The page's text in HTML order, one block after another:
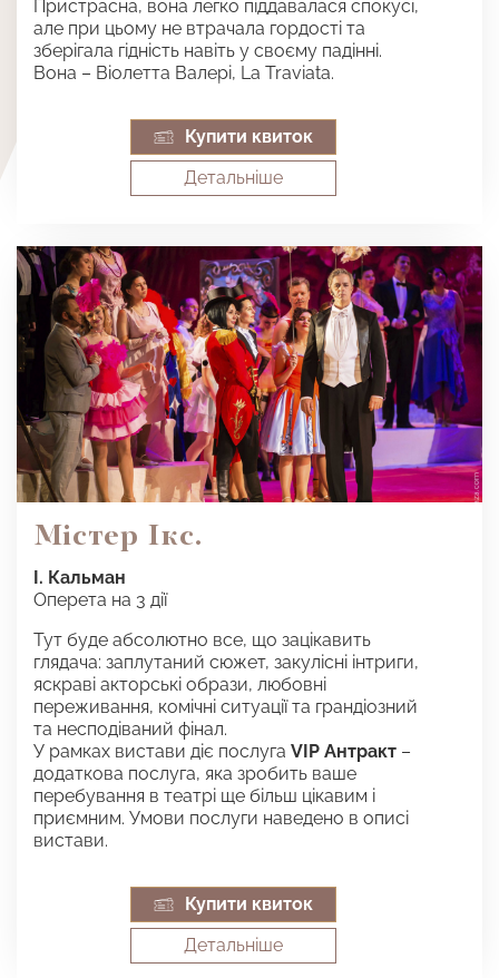
Пристрасна, вона легко піддавалася спокусі,
але при цьому не втрачала гордості та
зберігала гідність навіть у своєму падінні.
Вона – Віолетта Валері, La Traviata.
Купити квиток
Детальнiше
Містер Ікс.
І. Кальман
Оперета на 3 дії
Тут буде абсолютно все, що зацікавить
глядача: заплутаний сюжет, закулісні інтриги,
яскраві акторські образи, любовні
переживання, комічні ситуації та грандіозний
та несподіваний фінал.
У рамках вистави діє послуга VIP Антракт –
додаткова послуга, яка зробить ваше
перебування в театрі ще більш цікавим і
приємним. Умови послуги наведено в описі
вистави.
Купити квиток
Детальнiше